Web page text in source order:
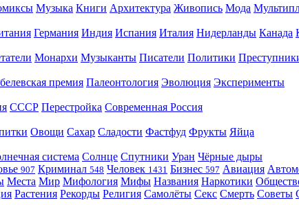
Музыка Книги Архитектура Живопись Мода
Германия Индия Испания Италия Нидерланды Канада
Монархи Музыканты Писатели Политики
премия Палеонтология Эволюция Эксперименты
СССР Перестройка Современная Россия
Овощи Сахар Сладости Фастфуд Фрукты Яйца
система Солнце Спутники Уран Чёрные дыры
907 Криминал 548 Человек 1431 Бизнес 597 Авиация
Места Мир Мифология Мифы Названия Наркотики
Растения Рекорды Религия Самолёты Секс Смерть Советы